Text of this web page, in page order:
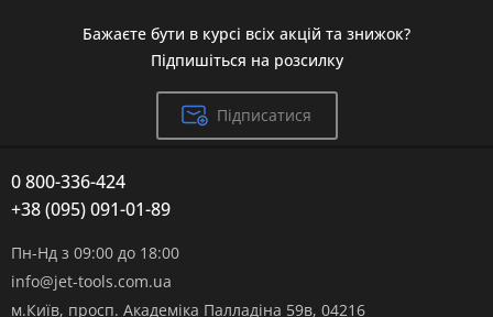
Бажаєте бути в курсі всіх акцій та знижок?
Підпишіться на розсилку
Підписатися
0 800-336-424
+38 (095) 091-01-89
Пн-Нд з 09:00 до 18:00
info@jet-tools.com.ua
м.Київ, просп. Академіка Палладіна 59в, 04216